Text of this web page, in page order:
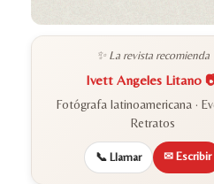
✨ La revista recomienda
Ivett Angeles Litano
Fotógrafa latinoamericana ·
Retratos
📞 Llamar ✉ Escribir